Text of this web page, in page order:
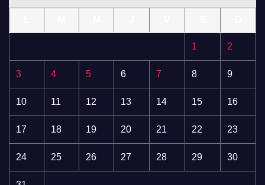
1 2
3 4 5 6 7 8 9
10 11 12 13 14 15 16
17 18 19 20 21 22 23
24 25 26 27 28 29 30